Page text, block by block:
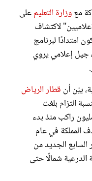
معوزارة التعليمعلى
لاكتشاف
امتدادًا لبرنامج
جيل إعلامي يروي
بيّن أن قطار الرياض
التزام بلغت
لعام 2025، واستقبل 120 مليون راكب منذ بدء
كما تستهدف المملكة في عام
السابع الجديد من
الدرعية شمالًا حتى